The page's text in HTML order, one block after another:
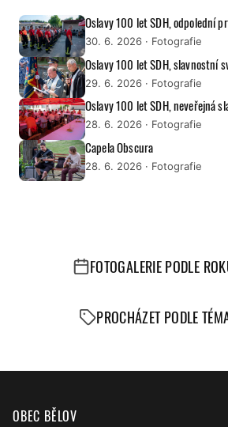
Oslavy 100 let SDH, odpolední
30. 6. 2026 · Fotografie
Oslavy 100 let SDH, slavnostní
29. 6. 2026 · Fotografie
Oslavy 100 let SDH, neveřejná
28. 6. 2026 · Fotografie
Capela Obscura
28. 6. 2026 · Fotografie
FOTOGALERIE PODLE
PROCHÁZET PODLE
OBEC BĚLOV